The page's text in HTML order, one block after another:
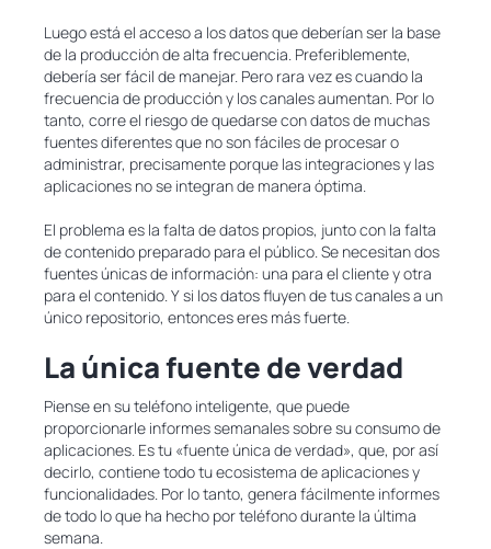
Luego está el acceso a los datos que deberían ser la base
de la producción de alta frecuencia. Preferiblemente,
debería ser fácil de manejar. Pero rara vez es cuando la
frecuencia de producción y los canales aumentan. Por lo
tanto, corre el riesgo de quedarse con datos de muchas
fuentes diferentes que no son fáciles de procesar o
administrar, precisamente porque las integraciones y las
aplicaciones no se integran de manera óptima.
El problema es la falta de datos propios, junto con la falta
de contenido preparado para el público. Se necesitan dos
fuentes únicas de información: una para el cliente y otra
para el contenido. Y si los datos fluyen de tus canales a un
único repositorio, entonces eres más fuerte.
La única fuente de verdad
Piense en su teléfono inteligente, que puede
proporcionarle informes semanales sobre su consumo de
aplicaciones. Es tu «fuente única de verdad», que, por así
decirlo, contiene todo tu ecosistema de aplicaciones y
funcionalidades. Por lo tanto, genera fácilmente informes
de todo lo que ha hecho por teléfono durante la última
semana.